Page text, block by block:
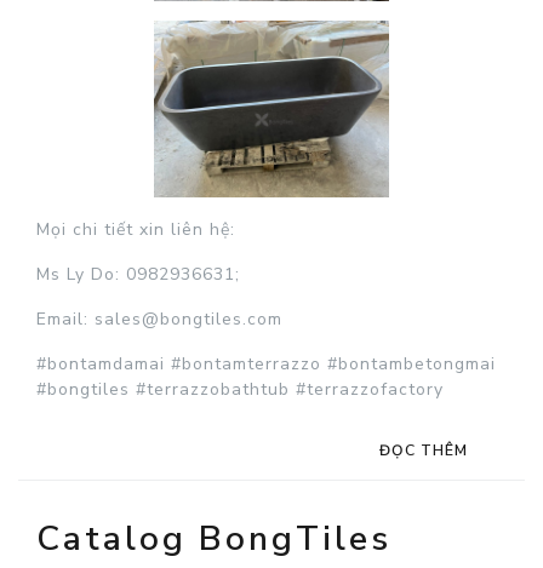
Mọi chi tiết xin liên hệ:
Ms Ly Do: 0982936631;
Email: sales@bongtiles.com
#bontamdamai #bontamterrazzo #bontambetongmai
#bongtiles #terrazzobathtub #terrazzofactory
ĐỌC THÊM
Catalog BongTiles